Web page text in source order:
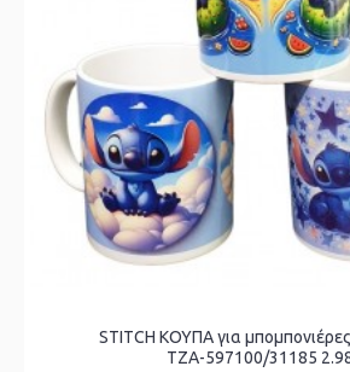
STITCH ΚΟΥΠΑ για
ΤΖΑ-597100/31185